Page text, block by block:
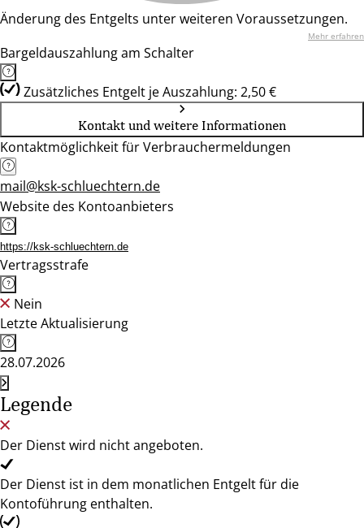
Änderung des Entgelts unter weiteren Voraussetzungen.
Mehr erfahren
Bargeldauszahlung am Schalter
Zusätzliches Entgelt je Auszahlung: 2,50 €
Kontakt und weitere Informationen
Kontaktmöglichkeit für Verbrauchermeldungen
mail@ksk-schluechtern.de
Website des Kontoanbieters
https://ksk-schluechtern.de
Vertragsstrafe
Nein
Letzte Aktualisierung
28.07.2026
Legende
Der Dienst wird nicht angeboten.
Der Dienst ist in dem monatlichen Entgelt für die
Kontoführung enthalten.